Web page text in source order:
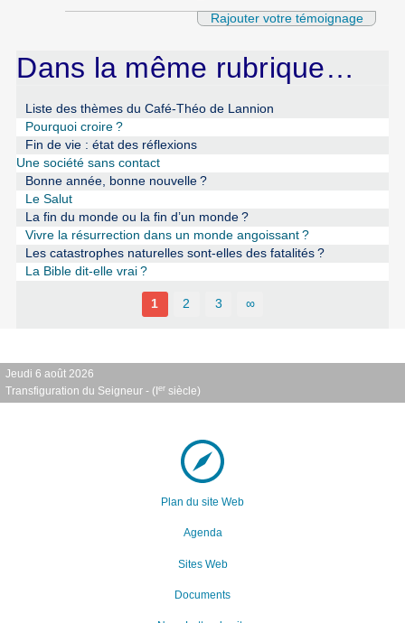
Rajouter votre témoignage
Dans la même rubrique…
Liste des thèmes du Café-Théo de Lannion
Pourquoi croire ?
Fin de vie : état des réflexions
Une société sans contact
Bonne année, bonne nouvelle ?
Le Salut
La fin du monde ou la fin d’un monde ?
Vivre la résurrection dans un monde angoissant ?
Les catastrophes naturelles sont-elles des fatalités ?
La Bible dit-elle vrai ?
1 2 3 ∞
Jeudi 6 août 2026
Transfiguration du Seigneur - (Ier siècle)
Plan du site Web
Agenda
Sites Web
Documents